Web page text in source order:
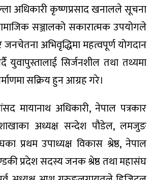
अधिकारी कृष्णप्रसाद खनालले सूचना
सञ्जालको सकारात्मक उपयोगले
अभिवृद्धिमा महत्वपूर्ण योगदान
युवापुस्तालाई सिर्जनशील तथा तथ्यमा
सक्रिय हुन आग्रह गरे।
मायानाथ अधिकारी, नेपाल पत्रकार
अध्यक्ष सन्देश पौडेल, लमजुङ
प्रथम उपाध्यक्ष विकास श्रेष्ठ, नेपाल
प्रदेश सदस्य जनक श्रेष्ठ तथा महासंघ